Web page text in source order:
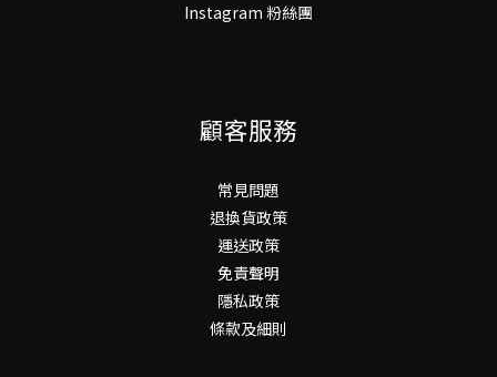
Instagram 粉絲團
顧客服務
常見問題
退換貨政策
運送政策
免責聲明
隱私政策
條款及細則